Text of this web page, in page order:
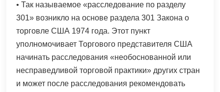
• Так называемое «расследование по разделу
301» возникло на основе раздела 301 Закона о
торговле США 1974 года. Этот пункт
уполномочивает Торгового представителя США
начинать расследования «необоснованной или
несправедливой торговой практики» других стран
и может после расследования рекомендовать